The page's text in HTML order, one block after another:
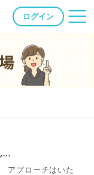
ログイン
…
アプローチはいた